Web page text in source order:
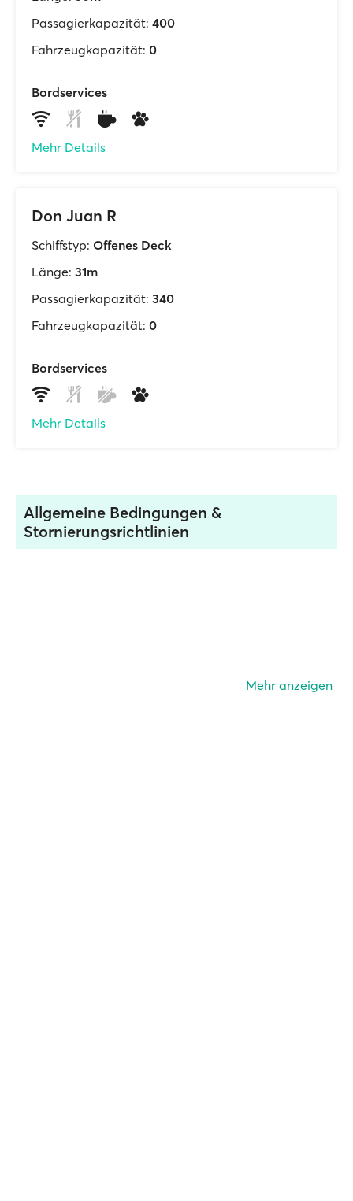
Passagierkapazität: 400
Fahrzeugkapazität: 0
Bordservices
Mehr Details
Don Juan R
Schiffstyp: Offenes Deck
Länge: 31m
Passagierkapazität: 340
Fahrzeugkapazität: 0
Bordservices
Mehr Details
Allgemeine Bedingungen &
Stornierungsrichtlinien
Mehr anzeigen